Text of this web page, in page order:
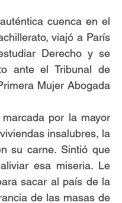
cuenca en el
viajó a París
Derecho y se
ante el Tribunal de
Mujer Abogada
por la mayor
insalubres, la
su carne. Sintió que
esa miseria. Le
sacar al país de la
de las masas de